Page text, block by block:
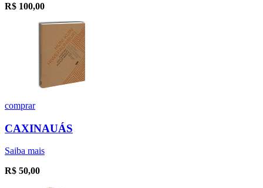
R$ 100,00
comprar
CAXINAUÁS
Saiba mais
R$ 50,00